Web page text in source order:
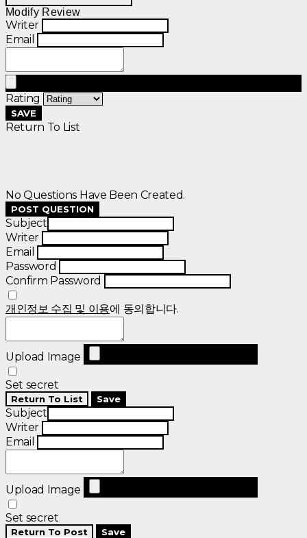
Modify Review
Writer
Email
Rating
SAVE
Return To List
No Questions Have Been Created.
POST QUESTION
Subject
Writer
Email
Password
Confirm Password
개인정보 수집 및 이용에 동의합니다.
Upload Image
Set secret
Return To List Save
Subject
Writer
Email
Upload Image
Set secret
Return To Post Save